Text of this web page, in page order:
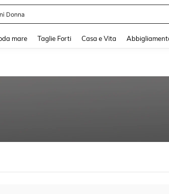
Donna
mare Taglie Forti Casa e Vita